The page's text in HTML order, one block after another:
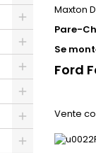
Maxton
Pare-
Se
Ford
Vente